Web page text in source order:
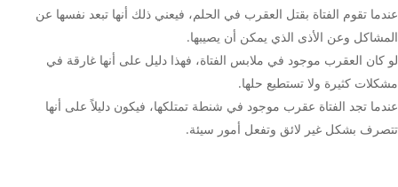
عندما تقوم الفتاة بقتل العقرب في الحلم، فيعني ذلك أنها تبعد نفسها عن
المشاكل وعن الأذى الذي يمكن أن يصيبها.
لو كان العقرب موجود في ملابس الفتاة، فهذا دليل على أنها غارقة في
مشكلات كثيرة ولا تستطيع حلها.
عندما تجد الفتاة عقرب موجود في شنطة تمتلكها، فيكون دليلاً على أنها
تتصرف بشكل غير لائق وتفعل أمور سيئة.